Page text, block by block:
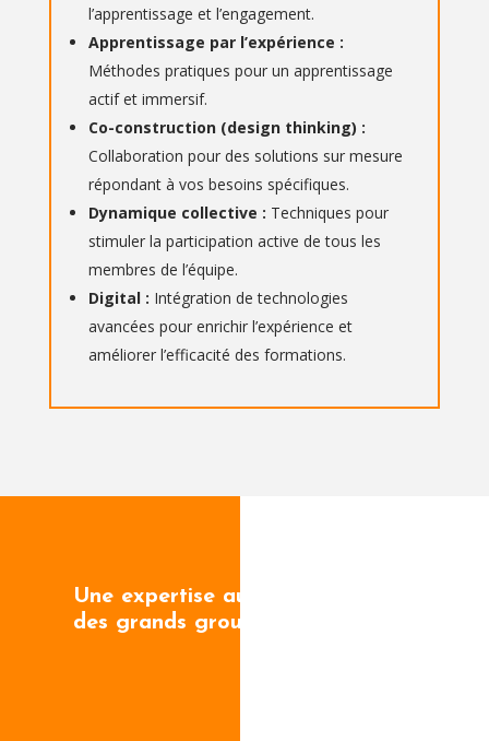
l’apprentissage et l’engagement.
Apprentissage par l’expérience :
Méthodes pratiques pour un apprentissage
actif et immersif.
Co-construction (design thinking) :
Collaboration pour des solutions sur mesure
répondant à vos besoins spécifiques.
Dynamique collective : Techniques pour
stimuler la participation active de tous les
membres de l’équipe.
Digital : Intégration de technologies
avancées pour enrichir l’expérience et
améliorer l’efficacité des formations.
Une expertise au service
des grands groupes